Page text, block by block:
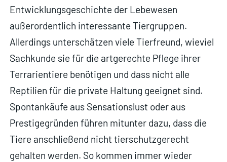
Entwicklungsgeschichte der Lebewesen
außerordentlich interessante Tiergruppen.
Allerdings unterschätzen viele Tierfreund, wieviel
Sachkunde sie für die artgerechte Pflege ihrer
Terrarientiere benötigen und dass nicht alle
Reptilien für die private Haltung geeignet sind.
Spontankäufe aus Sensationslust oder aus
Prestigegründen führen mitunter dazu, dass die
Tiere anschließend nicht tierschutzgerecht
gehalten werden. So kommen immer wieder